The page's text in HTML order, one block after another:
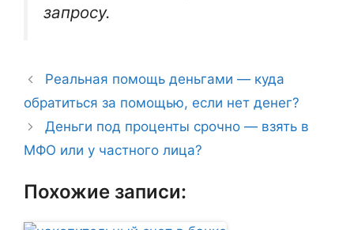
запросу.
Реальная помощь деньгами — куда
обратиться за помощью, если нет денег?
Деньги под проценты срочно — взять в
МФО или у частного лица?
Похожие записи: